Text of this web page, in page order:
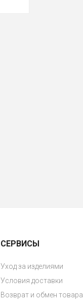
СЕРВИСЫ
Уход за изделиями
Условия доставки
Возврат и обмен товара